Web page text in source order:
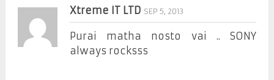
Xtreme IT LTD SEP 5, 2013
Purai matha nosto vai .. SONY
always rocksss